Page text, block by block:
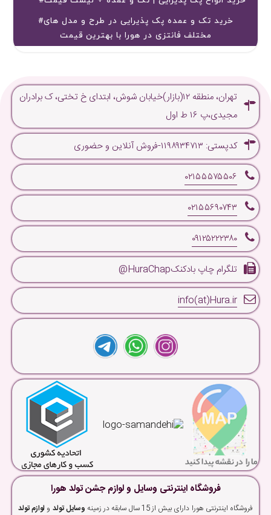
#خرید تک و عمده پک پذیرایی در طرح و مدل های
مختلف فانتزی در هورا با بهترین قیمت
تهران، منطقه ۱۲(بازار)خیابان شوش، ابتدای خ تختی، ک برادران
مجیدی،پ ۱۶ ط اول
کدپستی: ۱۱۹۸۹۳۴۷۱۳-فروش آنلاین و حضوری
۰۲۱۵۵۵۷۵۵۰۶
۰۲۱۵۵۶۹۰۷۴۳
۰۹۱۲۵۲۲۲۳۸۰
تلگرام چاپ بادکنکHuraChap@
info(at)Hura.ir
فروشگاه اینترنتی وسایل و لوازم جشن تولد هورا
فروشگاه اینترنتی هورا دارای بیش از 15 سال سابقه در زمینه وسایل تولد و لوازم تولد